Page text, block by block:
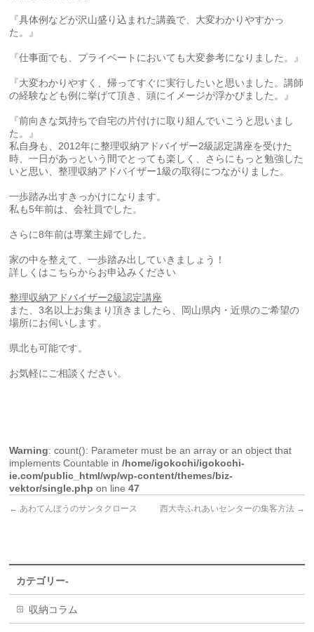
『具体例などが沢山盛り込まれた講義で、大変わかりやすかっ
た。』
『仕事面でも、プライベートにおいても大変参考になりました。』
『大変わかりやすく、帰ってすぐに実行したいと思いました。講師
の経験なども例に挙げて頂き、頭にイメージが浮かびました。』
『前向きな気持ちで自宅の片付けに取り組んでいこうと思いまし
た。』
私自身も、2012年に整理収納アドバイザー2級認定講座を受けた
時、一日があっという間でとっても楽しく、さらにもっと勉強した
いと思い、整理収納アドバイザー1級の取得につながりました。
一歩踏み出すきっかけになります。
私も5年前は、会社員でした。
さらに8年前は専業主婦でした。
家の中を整えて、一歩踏み出していきましょう！
詳しくはこちらからお申込みください
整理収納アドバイザー2級認定講座
また、3名以上お集まり頂きましたら、岡山県内・近県のご希望の
場所にお伺いします。
県北も可能です。
お気軽にご相談ください。
Warning: count(): Parameter must be an array or an object that
implements Countable in/home/igokochi/igokochi-
ie.com/public_html/wp/wp-content/themes/biz-
vektor/single.php on line47
← あわてんぼうのサンタクロース 西大寺ふれあいセンターの集客方法 →
カテゴリー-
収納コラム